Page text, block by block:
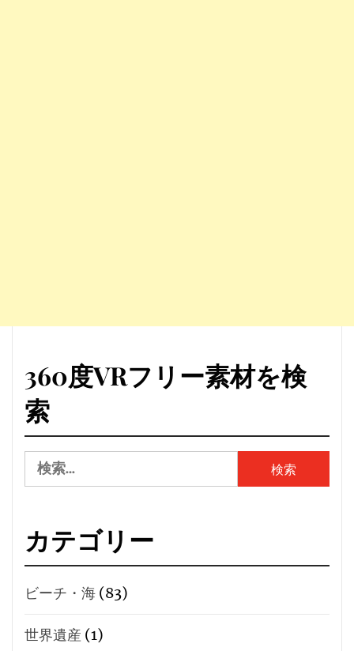
360度VRフリー素材を検
索
検
索:
カテゴリー
ビーチ・海 (83)
世界遺産 (1)